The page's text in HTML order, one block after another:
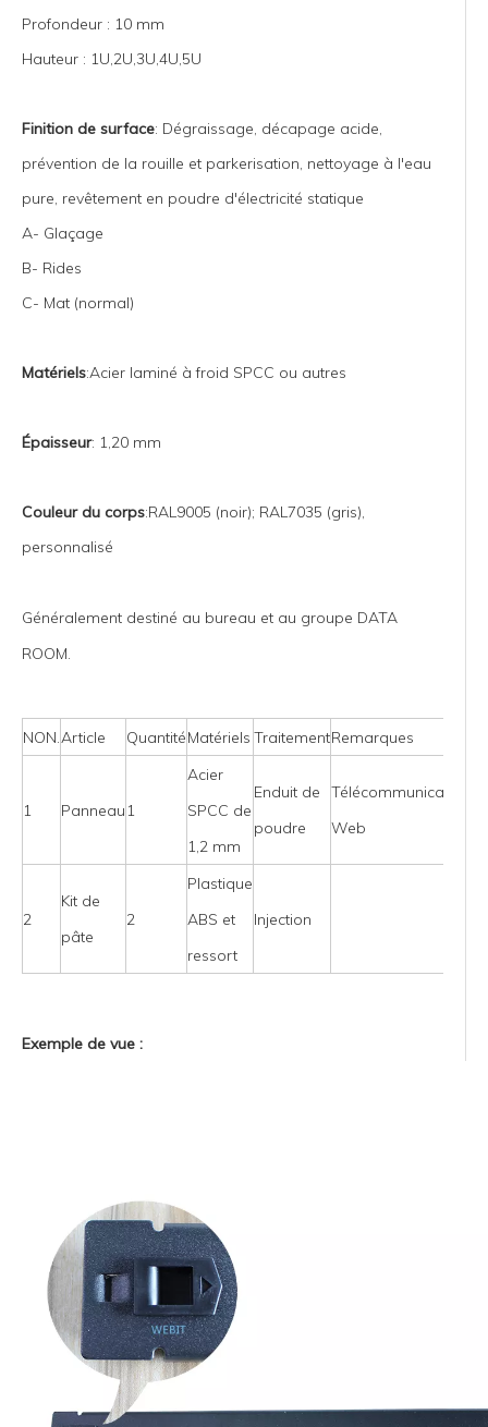
Profondeur : 10 mm
Hauteur : 1U,2U,3U,4U,5U
Finition de surface: Dégraissage, décapage acide,
prévention de la rouille et parkerisation, nettoyage à l'eau
pure, revêtement en poudre d'électricité statique
A- Glaçage
B- Rides
C- Mat (normal)
Matériels:Acier laminé à froid SPCC ou autres
Épaisseur: 1,20 mm
Couleur du corps:RAL9005 (noir); RAL7035 (gris),
personnalisé
Généralement destiné au bureau et au groupe DATA
ROOM.
NON.Article QuantitéMatériels TraitementRemarques
1 Panneau 1
Acier
SPCC de
1,2 mm
Enduit de
poudre
Télécommunications
Web
2
Kit de
pâte
2
Plastique
ABS et
ressort
Injection
Exemple de vue :